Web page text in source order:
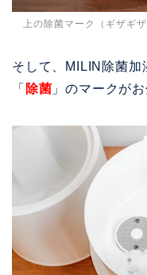
上の除菌マーク（ギザギ
そして、MILIN除菌加
「 除菌 」のマークが